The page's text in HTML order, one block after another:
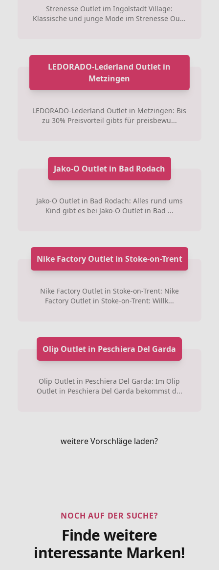
Strenesse Outlet im Ingolstadt Village:
Klassische und junge Mode im Strenesse Ou...
LEDORADO-Lederland Outlet in
Metzingen
LEDORADO-Lederland Outlet in Metzingen: Bis
zu 30% Preisvorteil gibts für preisbewu...
Jako-O Outlet in Bad Rodach
Jako-O Outlet in Bad Rodach: Alles rund ums
Kind gibt es bei Jako-O Outlet in Bad ...
Nike Factory Outlet in Stoke-on-Trent
Nike Factory Outlet in Stoke-on-Trent: Nike
Factory Outlet in Stoke-on-Trent: Willk...
Olip Outlet in Peschiera Del Garda
Olip Outlet in Peschiera Del Garda: Im Olip
Outlet in Peschiera Del Garda bekommst d...
weitere Vorschläge laden?
NOCH AUF DER SUCHE?
Finde weitere
interessante Marken!